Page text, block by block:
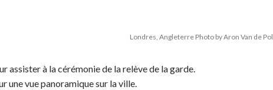
Londres, Angleterre Photo by Aron Van de Pol
assister à la cérémonie de la relève de la garde.
une vue panoramique sur la ville.